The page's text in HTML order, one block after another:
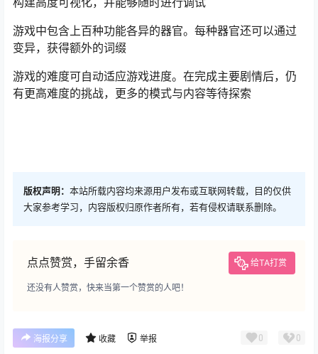
游戏中包含上百种功能各异的器官。每种器官还可以通过
变异，获得额外的词缀
游戏的难度可自动适应游戏进度。在完成主要剧情后，仍
有更高难度的挑战，更多的模式与内容等待探索
版权声明： 本站所载内容均来源用户发布或互联网转载，目的仅供
大家参考学习，内容版权归原作者所有，若有侵权请联系删除。
点点赞赏，手留余香 给TA打赏
还没有人赞赏，快来当第一个赞赏的人吧！
海报分享 收藏 举报 0 0